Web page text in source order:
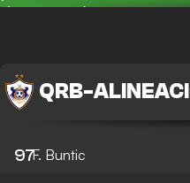
QRB-
97F. Buntic